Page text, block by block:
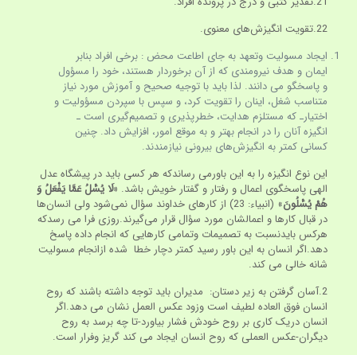
22.تقویت انگیزش‌های معنوی.
ایجاد مسولیت وتعهد به جای اطاعت محض : برخی افراد بنابر
ایمان و هدف نیرومندی که از آن برخوردار هستند، خود را مسؤول
و پاسخگو می دانند. لذا باید با توجیه صحیح و آموزش مورد نیاز
متناسب شغل، اینان را تقویت کرد، و سپس با سپردن مسؤولیت و
اختیارـ که مستلزم هدایت، خطرپذیری و تصمیم‌گیری است ـ
انگیزه آنان را در انجام بهتر و به موقع امور، افزایش داد. چنین
کسانی کمتر به انگیزش‌های بیرونی نیازمندند.
این نوع انگیزه را به این باورمی رساندکه هر کسی باید در پیشگاه عدل
الهی پاسخگوی اعمال و رفتار و گفتار خویش باشد. «لَا يُسَْلُ عَمَّا يَفْعَلُ وَ
هُمْ يُسَْلُون
» (انبیاء: 23) از کارهای خداوند سؤال نمی‌شود ولی انسان‌ها
در قبال کارها و اعمالشان مورد سؤال قرار می‌گیرند.روزی فرا می رسدکه
هرکس بایدنسبت به تصمیمات وتمامی کارهایی که انجام داده پاسخ
دهد.اگر انسان به این باور رسید کمتر دچار خطا شده ازانجام مسولیت
شانه خالی می کند.
2.آسان گرفتن به زیر دستان: مدیران باید توجه داشته باشند که روح
انسان فوق العاده لطیف است وزود عکس العمل نشان می دهد.اگر
انسان دریک کاری بر روح خودش فشار بیاورد-تا چه برسد به روح
دیگران-عکس العملی که روح انسان ایجاد می کند گریز وفرار است.